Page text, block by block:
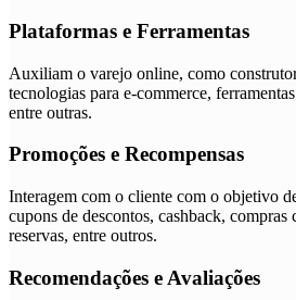
Plataformas e Ferramentas
Auxiliam o varejo online, como
tecnologias para e-commerce,
entre outras.
Promoções e Recompensas
Interagem com o cliente com o objetivo
cupons de descontos, cashback, compras
reservas, entre outros.
Recomendações e Avaliações